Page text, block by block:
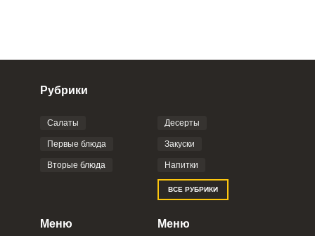
Фото до 4 шт, до 5 mb
Отправляя эту форму, вы соглашаетесь с
Политикой
Пользовательским
соглашением
Рубрики
Салаты
Первые блюда
Вторые блюда
Десерты
Закуски
Напитки
ВСЕ РУБРИКИ
Меню Меню